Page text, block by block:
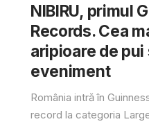
NIBIRU, primul
Records. Cea
aripioare de
eveniment
România intră în
record la categoria